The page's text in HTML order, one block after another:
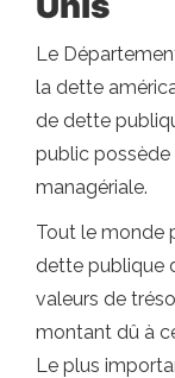
Le
la dette
de dette
public
managériale.
Tout le monde
dette publique
valeurs de
montant dû à
Le plus